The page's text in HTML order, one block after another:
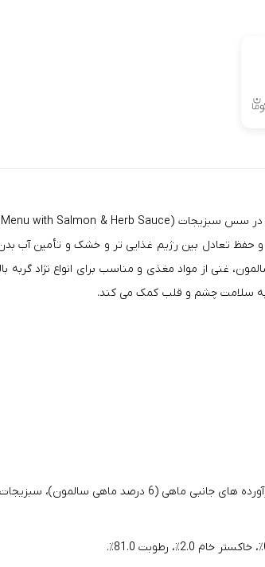
در سس سبزیجات (
تعادل بین رژیم غذایی تر و خشک و تأمین آب
غنی از مواد مغذی و مناسب برای انواع نژاد
سلامت چشم و قلب کمک می کند.
مرزنجوش 0.015٪، ریحان 0.015٪، جعفری 0.015٪.